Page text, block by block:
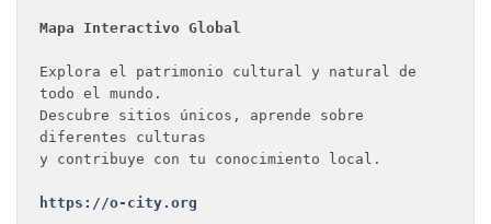
Mapa Interactivo Global
Explora el patrimonio cultural y natural de
todo el mundo.
Descubre sitios únicos, aprende sobre
diferentes culturas
y contribuye con tu conocimiento local.
https://o-city.org